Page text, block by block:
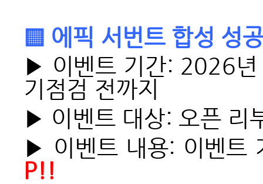
▒ 에픽 서번트 합성 성
▶ 이벤트 기간: 2026
기점검 전까지
▶ 이벤트 대상: 오픈 리
▶ 이벤트 내용: 이벤트
P!!